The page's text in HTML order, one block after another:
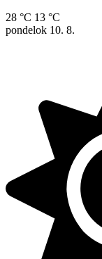
28 °C 13 °C
pondelok 10. 8.